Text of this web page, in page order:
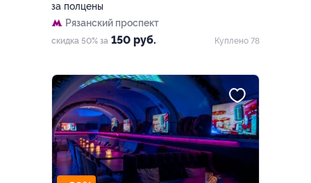
за полцены
Рязанский проспект
скидка 50% за 150 руб. Куплено 78